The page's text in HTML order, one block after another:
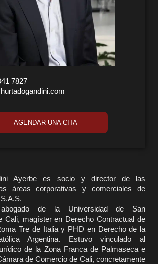
7827
AGENDAR UNA CITA
Ayerbe es socio y director de las
áreas corporativas y comerciales de
de la Universidad de San
Cali, magíster en Derecho Contractual de
Tre de Italia y PHD en Derecho de la
Argentina. Estuvo vinculado al
de la Zona Franca de Palmaseca e
de Comercio de Cali, concretamente